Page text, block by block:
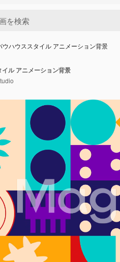
ウハウススタイル アニメーション背景
ル アニメーション背景